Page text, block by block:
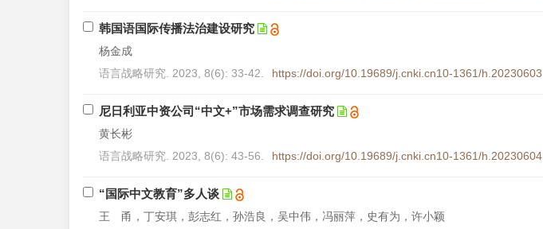
韩国语国际传播法治建设研究
杨金成
语言战略研究. 2023, 8(6): 33-42.
https://doi.org/10.19689/j.cnki.cn10-1361/h.20230603
尼日利亚中资公司“中文+”市场需求调查研究
黄长彬
语言战略研究. 2023, 8(6): 43-56.
https://doi.org/10.19689/j.cnki.cn10-1361/h.20230604
“国际中文教育”多人谈
王 甬，丁安琪，彭志红，孙浩良，吴中伟，冯丽萍，史有为，许小颖